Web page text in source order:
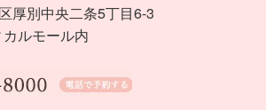
厚別中央二条5丁目6-3
ルモール内